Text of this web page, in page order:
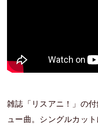
雑誌「リスアニ！」の
ュー曲。シングルカッ